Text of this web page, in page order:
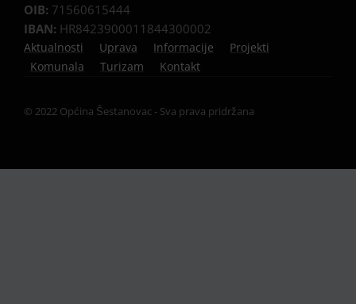
OIB: 71560615444
IBAN: HR8423900011844300002
Aktualnosti Uprava Informacije
Projekti
Komunala
Turizam Kontakt
© 2022 Općina Šestanovac - Sva prava pridržana